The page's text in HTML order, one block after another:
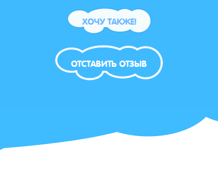
ХОЧУ ТАКЖЕ!
ОТСТАВИТЬ ОТЗЫВ